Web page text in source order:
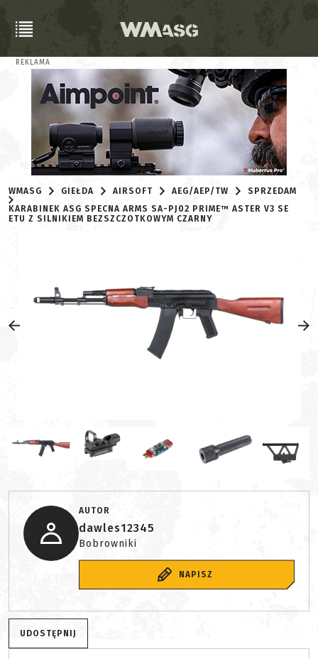
REKLAMA
WMASG GIEŁDA AIRSOFT AEG/AEP/TW
SPRZEDAM
KARABINEK ASG SPECNA ARMS SA-PJ02 PRIME™ ASTER V3 SE
ETU Z SILNIKIEM BEZSZCZOTKOWYM CZARNY
AUTOR
dawles12345
Bobrowniki
NAPISZ
UDOSTĘPNIJ